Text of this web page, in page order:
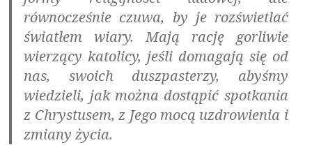
równocześnie czuwa, by je rozświetlać
światłem wiary. Mają rację gorliwie
wierzący katolicy, jeśli domagają się od
nas, swoich duszpasterzy, abyśmy
wiedzieli, jak można dostąpić spotkania
z Chrystusem, z Jego mocą uzdrowienia i
zmiany życia.